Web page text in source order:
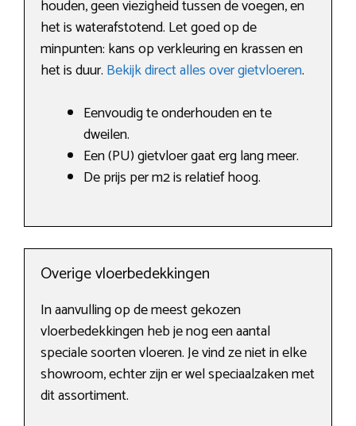
houden, geen viezigheid tussen de voegen, en
het is waterafstotend. Let goed op de
minpunten: kans op verkleuring en krassen en
het is duur. Bekijk direct alles over gietvloeren.
Eenvoudig te onderhouden en te
dweilen.
Een (PU) gietvloer gaat erg lang meer.
De prijs per m2 is relatief hoog.
Overige vloerbedekkingen
In aanvulling op de meest gekozen
vloerbedekkingen heb je nog een aantal
speciale soorten vloeren. Je vind ze niet in elke
showroom, echter zijn er wel speciaalzaken met
dit assortiment.